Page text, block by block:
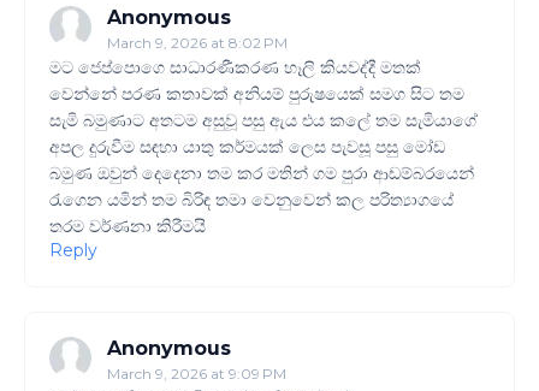
Anonymous
March 9, 2026 at 8:02 PM
මට ජෙප්පොගෙ සාධාරණීකරණ හෑලි කියවද්දී මතක්
වෙන්නේ පරණ කතාවක් අනියම් පුරුෂයෙක් සමග සිට තම
සැමි බමුණාට අතටම අසුවූ පසු ඇය එය කලේ තම සැමියාගේ
අපල දුරුවීම සඳහා යාතු කර්මයක් ලෙස පැවසූ පසු මෝඩ
බමුණ ඔවුන් දෙදෙනා තම කර මතින් ගම පුරා ආඩම්බරයෙන්
රැගෙන යමින් තම බිරිඳ තමා වෙනුවෙන් කල පරිත්‍යාගයේ
තරම වර්ණනා කිරීමයි
Reply
Anonymous
March 9, 2026 at 9:09 PM